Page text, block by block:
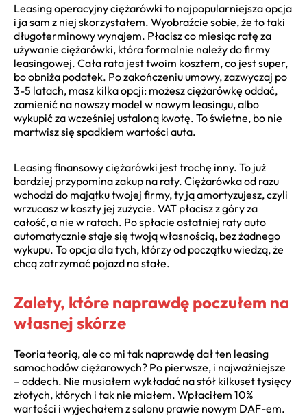
Leasing operacyjny ciężarówki to najpopularniejsza opcja
i ja sam z niej skorzystałem. Wyobraźcie sobie, że to taki
długoterminowy wynajem. Płacisz co miesiąc ratę za
używanie ciężarówki, która formalnie należy do firmy
leasingowej. Cała rata jest twoim kosztem, co jest super,
bo obniża podatek. Po zakończeniu umowy, zazwyczaj po
3-5 latach, masz kilka opcji: możesz ciężarówkę oddać,
zamienić na nowszy model w nowym leasingu, albo
wykupić za wcześniej ustaloną kwotę. To świetne, bo nie
martwisz się spadkiem wartości auta.
Leasing finansowy ciężarówki jest trochę inny. To już
bardziej przypomina zakup na raty. Ciężarówka od razu
wchodzi do majątku twojej firmy, ty ją amortyzujesz, czyli
wrzucasz w koszty jej zużycie. VAT płacisz z góry za
całość, a nie w ratach. Po spłacie ostatniej raty auto
automatycznie staje się twoją własnością, bez żadnego
wykupu. To opcja dla tych, którzy od początku wiedzą, że
chcą zatrzymać pojazd na stałe.
Zalety, które naprawdę poczułem na
własnej skórze
Teoria teorią, ale co mi tak naprawdę dał ten leasing
samochodów ciężarowych? Po pierwsze, i najważniejsze
– oddech. Nie musiałem wykładać na stół kilkuset tysięcy
złotych, których i tak nie miałem. Wpłaciłem 10%
wartości i wyjechałem z salonu prawie nowym DAF-em.